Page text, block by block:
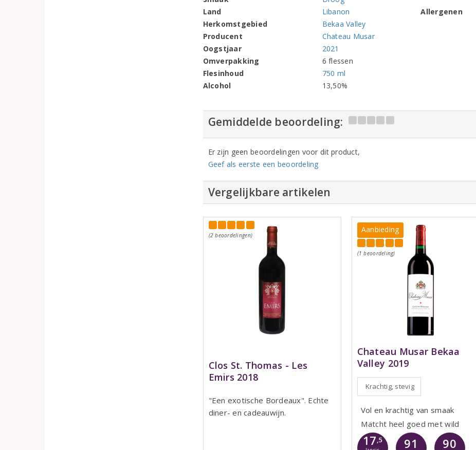
Land
Libanon
Herkomstgebied
Bekaa Valley
Producent
Chateau Musar
Oogstjaar
2021
Omverpakking
6 flessen
Flesinhoud
750 ml
Alcohol
13,50%
Allergenen
Gemiddelde beoordeling:
Er zijn geen beoordelingen voor dit product,
Geef als eerste een beoordeling
Vergelijkbare artikelen
(2 beoordelingen)
Clos St. Thomas - Les
Emirs 2018
"Een exotische Bordeaux". Echte
diner- en cadeauwijn.
Aanbieding
(1 beoordeling)
Chateau Musar Bekaa
Valley 2019
Krachtig, stevig
Vol en krachtig van smaak
Matcht heel goed met wild
17,5 91 90